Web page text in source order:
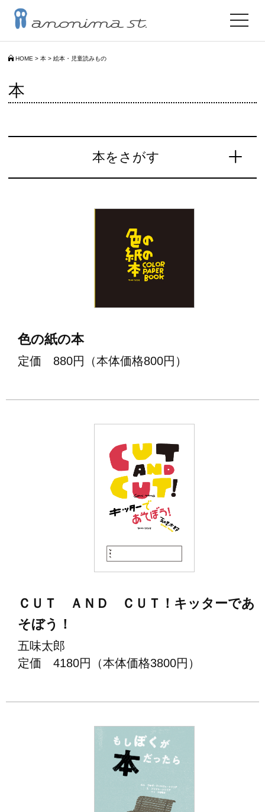
HOME > 本 > 絵本・児童読みもの
toggle
本
本をさがす
色の紙の本
定価 880円（本体価格800円）
ＣＵＴ ＡＮＤ ＣＵＴ！キッターであ
そぼう！
五味太郎
定価 4180円（本体価格3800円）